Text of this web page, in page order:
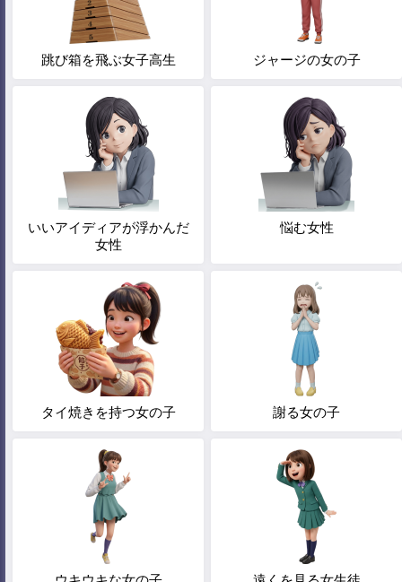
跳び箱を飛ぶ女子高生 ジャージの女の子
いいアイディアが浮かんだ
女性
悩む女性
タイ焼きを持つ女の子 謝る女の子